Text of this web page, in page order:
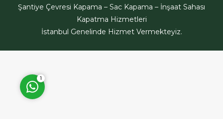
1
Şantiye Çevresi Kapama – Sac Kapama – İnşaat Sahası
Kapatma Hizmetleri
İstanbul Genelinde Hizmet Vermekteyiz.